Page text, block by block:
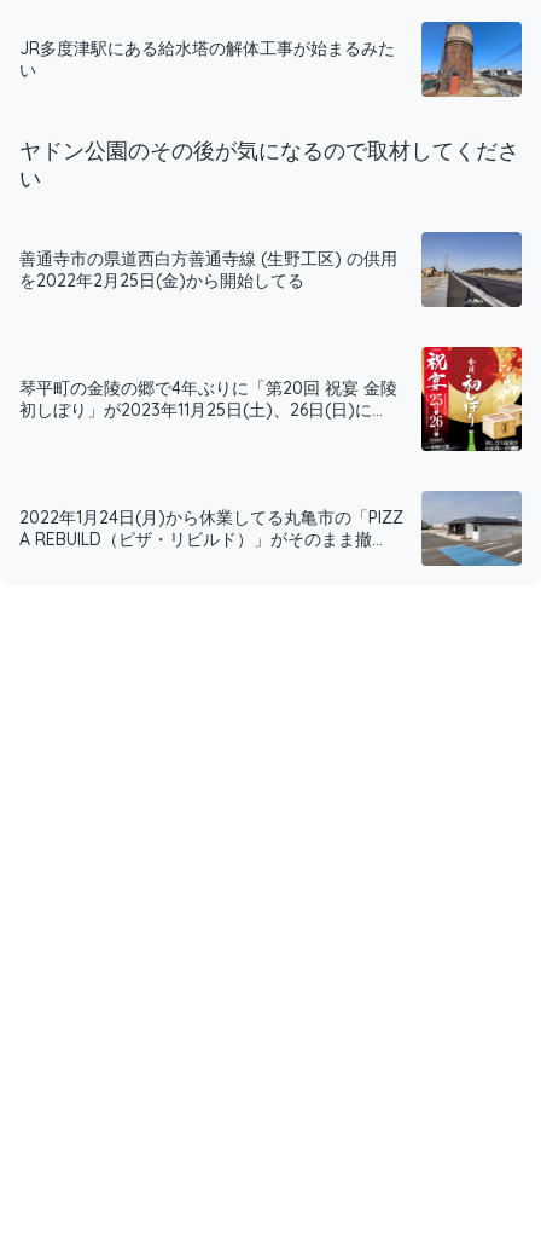
JR多度津駅にある給水塔の解体工事が始まるみた
い
ヤドン公園のその後が気になるので取材してくださ
い
善通寺市の県道西白方善通寺線 (生野工区) の供用
を2022年2月25日(金)から開始してる
琴平町の金陵の郷で4年ぶりに「第20回 祝宴 金陵
初しぼり」が2023年11月25日(土)、26日(日)に...
2022年1月24日(月)から休業してる丸亀市の「PIZZ
A REBUILD（ピザ・リビルド）」がそのまま撤...